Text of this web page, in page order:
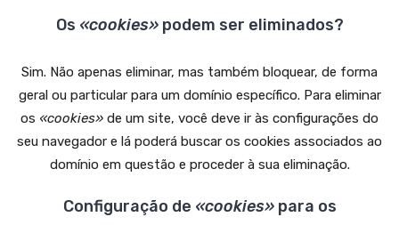
Os «cookies»podem ser eliminados?
Sim. Não apenas eliminar, mas também bloquear, de forma
geral ou particular para um domínio específico. Para eliminar
os «cookies» de um site, você deve ir às configurações do
seu navegador e lá poderá buscar os cookies associados ao
domínio em questão e proceder à sua eliminação.
Configuração de «cookies»para os